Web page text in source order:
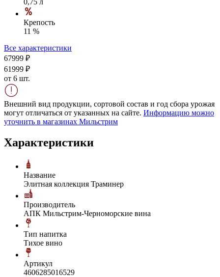
Крепость
11 %
Все характеристики
67999 ₽
61999 ₽
от 6 шт.
Внешний вид продукции, сортовой состав и год сбора урожая
могут отличаться от указанных на сайте. Информацию можно
уточнить в магазинах Мильстрим
Характеристики
Название
Элитная коллекция Траминер
Производитель
АПК Мильстрим-Черноморские вина
Тип напитка
Тихое вино
Артикул
4606285016529